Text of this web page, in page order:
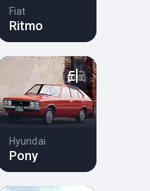
Fiat
Ritmo
Hyundai
Pony